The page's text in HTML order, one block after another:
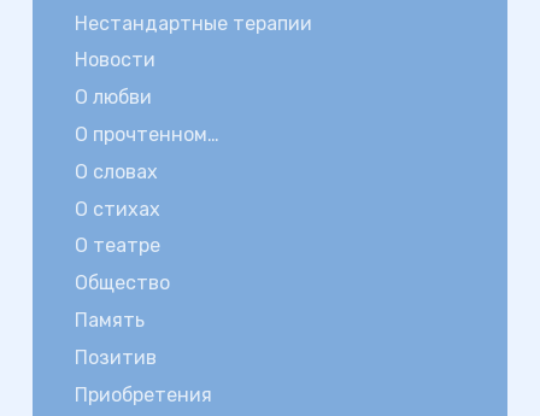
Нестандартные терапии
Новости
О любви
О прочтенном…
О словах
О стихах
О театре
Общество
Память
Позитив
Приобретения